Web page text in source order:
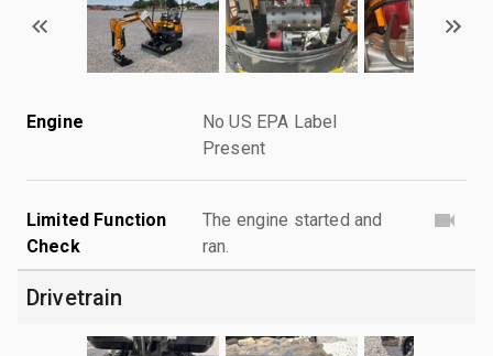
Engine
No US EPA Label
Present
Limited Function
Check
The engine started and
ran.
Drivetrain